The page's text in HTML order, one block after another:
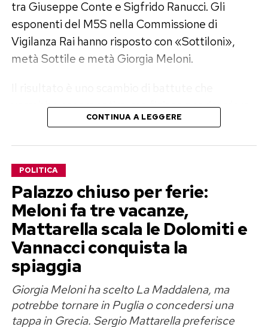
tra Giuseppe Conte e Sigfrido Ranucci. Gli
esponenti del M5S nella Commissione di
Vigilanza Rai hanno risposto con «Sottiloni»,
metà Sottile e metà Giorgia Meloni.
vorrebbe essere satira, ma finisce per ricordare
una gara tra compagni di scuola decisi ad avere
in «TeleMeloni» e il nuovo programma affidato
a Sottile.
Salvo Sottile presenta «Contucci»,
metà Conte e metà Ranucci
Il conduttore, destinato a prendere le redini di
Ore 14su Rai 2 nella prossima stagione, ha
affidato ai social l’annuncio della singolare
CONTINUA A LEGGERE
POLITICA
Palazzo chiuso per ferie:
Meloni fa tre vacanze,
Mattarella scala le Dolomiti e
Vannacci conquista la
spiaggia
Giorgia Meloni ha scelto La Maddalena, ma
potrebbe tornare in Puglia o concedersi una
tappa in Grecia. Sergio Mattarella preferisce